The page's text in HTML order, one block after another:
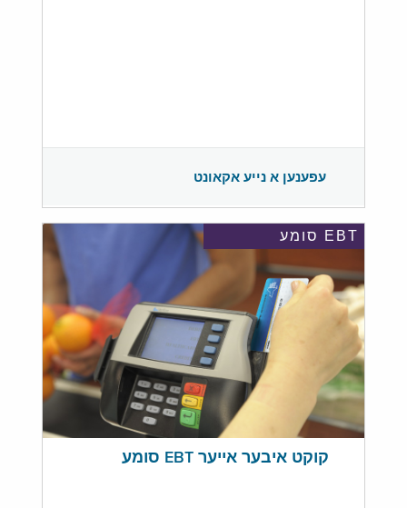
עפענען א נייע אקאונט
EBT סומע
קוקט איבער אייער EBT סומע